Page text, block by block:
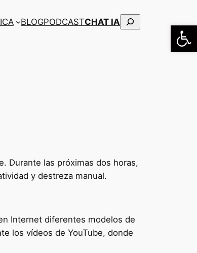
BLOGPODCASTCHAT IA Buscar
Durante las próximas dos horas,
y destreza manual.
Internet diferentes modelos de
los vídeos de YouTube, donde
Abrir